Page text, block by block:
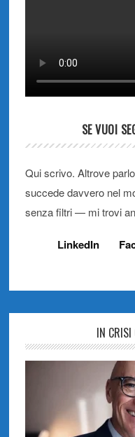
SE VUOI
Qui scrivo. Altrove
succede davvero nel
senza filtri — mi trovi
LinkedIn
IN CRISI